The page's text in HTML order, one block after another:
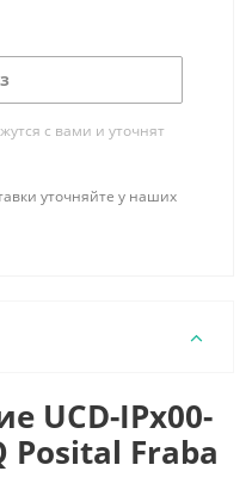
с вами и уточнят
уточняйте у наших
UCD-IPx00-
Posital Fraba